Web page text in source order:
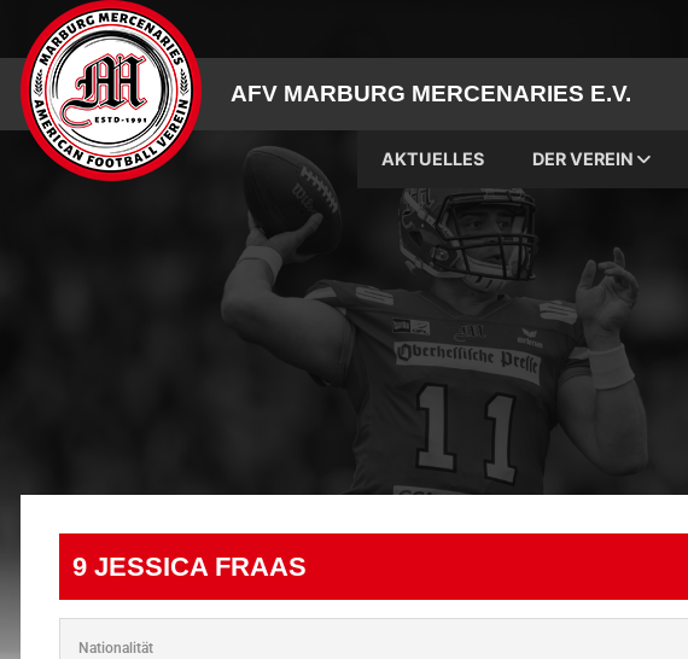
content
AFV MARBURG MERCENARIES E.V.
AKTUELLES DER VEREIN
9 JESSICA FRAAS
Nationalität